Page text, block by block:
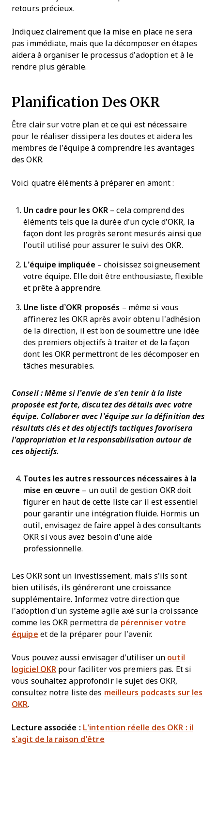
retours précieux.
Indiquez clairement que la mise en place ne sera
pas immédiate, mais que la décomposer en étapes
aidera à organiser le processus d’adoption et à le
rendre plus gérable.
Planification Des OKR
Être clair sur votre plan et ce qui est nécessaire
pour le réaliser dissipera les doutes et aidera les
membres de l’équipe à comprendre les avantages
des OKR.
Voici quatre éléments à préparer en amont :
Un cadre pour les OKR – cela comprend des
éléments tels que la durée d’un cycle d’OKR, la
façon dont les progrès seront mesurés ainsi que
l’outil utilisé pour assurer le suivi des OKR.
L’équipe impliquée – choisissez soigneusement
votre équipe. Elle doit être enthousiaste, flexible
et prête à apprendre.
Une liste d’OKR proposés – même si vous
affinerez les OKR après avoir obtenu l’adhésion
de la direction, il est bon de soumettre une idée
des premiers objectifs à traiter et de la façon
dont les OKR permettront de les décomposer en
tâches mesurables.
Conseil : Même si l’envie de s’en tenir à la liste
proposée est forte, discutez des détails avec votre
équipe. Collaborer avec l’équipe sur la définition des
résultats clés et des objectifs tactiques favorisera
l’appropriation et la responsabilisation autour de
ces objectifs.
Toutes les autres ressources nécessaires à la
mise en œuvre – un outil de gestion OKR doit
figurer en haut de cette liste car il est essentiel
pour garantir une intégration fluide. Hormis un
outil, envisagez de faire appel à des consultants
OKR si vous avez besoin d’une aide
professionnelle.
Les OKR sont un investissement, mais s’ils sont
bien utilisés, ils généreront une croissance
supplémentaire. Informez votre direction que
l’adoption d’un système agile axé sur la croissance
comme les OKR permettra de pérenniser votre
équipe et de la préparer pour l’avenir.
Vous pouvez aussi envisager d’utiliser un outil
logiciel OKR pour faciliter vos premiers pas. Et si
vous souhaitez approfondir le sujet des OKR,
consultez notre liste des meilleurs podcasts sur les
OKR.
Lecture associée : L’intention réelle des OKR : il
s’agit de la raison d’être